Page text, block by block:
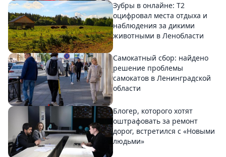
Зубры в онлайне: Т2
оцифровал места отдыха и
наблюдения за дикими
животными в Ленобласти
Самокатный сбор: найдено
решение проблемы
самокатов в Ленинградской
области
Блогер, которого хотят
оштрафовать за ремонт
дорог, встретился с «Новыми
людьми»